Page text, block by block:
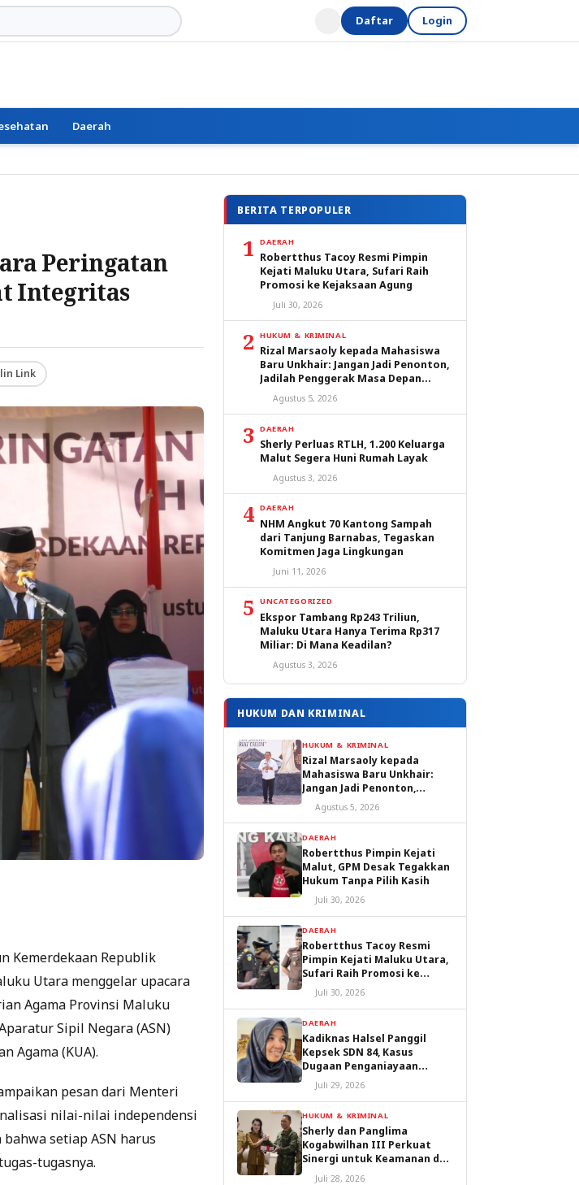
Daftar Login
Daerah
Peringatan
Integritas
Link
Kemerdekaan Republik
Utara menggelar upacara
Agama Provinsi Maluku
Sipil Negara (ASN)
Agama (KUA).
pesan dari Menteri
nilai-nilai independensi
setiap ASN harus
tugasnya.
BERITA TERPOPULER
1 DAERAH
Robertthus Tacoy Resmi Pimpin
Kejati Maluku Utara, Sufari Raih
Promosi ke Kejaksaan Agung
Juli 30, 2026
2 HUKUM & KRIMINAL
Rizal Marsaoly kepada Mahasiswa
Baru Unkhair: Jangan Jadi Penonton,
Jadilah Penggerak Masa Depan
Ternate dan Maluku Utara
Agustus 5, 2026
3 DAERAH
Sherly Perluas RTLH, 1.200 Keluarga
Malut Segera Huni Rumah Layak
Agustus 3, 2026
4 DAERAH
NHM Angkut 70 Kantong Sampah
dari Tanjung Barnabas, Tegaskan
Komitmen Jaga Lingkungan
Juni 11, 2026
5 UNCATEGORIZED
Ekspor Tambang Rp243 Triliun,
Maluku Utara Hanya Terima Rp317
Miliar: Di Mana Keadilan?
Agustus 3, 2026
HUKUM DAN KRIMINAL
HUKUM & KRIMINAL
Rizal Marsaoly kepada
Mahasiswa Baru Unkhair:
Jangan Jadi Penonton,
Jadilah Penggerak Masa
Depan Ternate dan Maluku
Agustus 5, 2026
DAERAH
Robertthus Pimpin Kejati
Malut, GPM Desak Tegakkan
Hukum Tanpa Pilih Kasih
Juli 30, 2026
DAERAH
Robertthus Tacoy Resmi
Pimpin Kejati Maluku Utara,
Sufari Raih Promosi ke
Kejaksaan Agung
Juli 30, 2026
DAERAH
Kadiknas Halsel Panggil
Kepsek SDN 84, Kasus
Dugaan Penganiayaan
Diproses
Juli 29, 2026
HUKUM & KRIMINAL
Sherly dan Panglima
Kogabwilhan III Perkuat
Sinergi untuk Keamanan dan
Pembangunan Malut
Juli 28, 2026